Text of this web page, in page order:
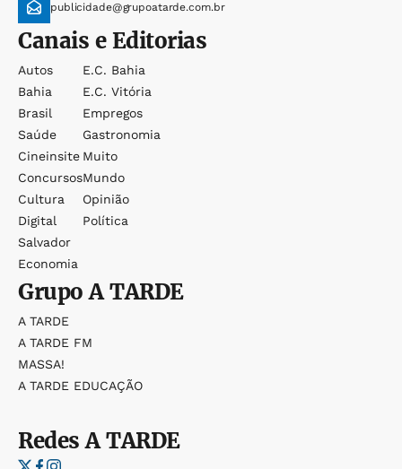
publicidade@grupoatarde.com.br
Canais e Editorias
Autos
Bahia
Brasil
Saúde
Cineinsite
Concursos
Cultura
Digital
Salvador
Economia
E.c. Bahia
E.c. Vitória
Empregos
Gastronomia
Muito
Mundo
Opinião
Política
GrupoA TARDE
A TARDE
A TARDE FM
MASSA!
A TARDE EDUCAÇÃO
RedesA TARDE